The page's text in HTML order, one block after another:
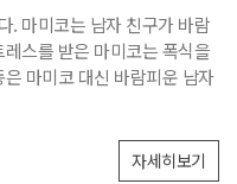
. 마미코는 남자 친구가 바람
스를 받은 마미코는 폭식을
마미코 대신 바람피운 남자
자세히보기